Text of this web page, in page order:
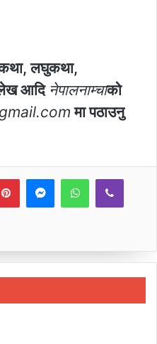
कथा, लघुकथा,
आदि नेपालनाम्चाको
मा पठाउनु
PinterestMessenger
WhatsApp
Viber